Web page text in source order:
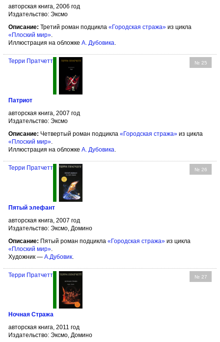
авторская книга, 2006 год
Издательство: Эксмо
Описание: Третий роман подцикла «Городская стража» из цикла
«Плоский мир».
Иллюстрация на обложке А. Дубовика.
№ 25
Терри Пратчетт
Патриот
авторская книга, 2007 год
Издательство: Эксмо
Описание: Четвертый роман подцикла «Городская стража» из цикла
«Плоский мир».
Иллюстрация на обложке А. Дубовика.
№ 26
Терри Пратчетт
Пятый элефант
авторская книга, 2007 год
Издательство: Эксмо, Домино
Описание: Пятый роман подцикла «Городская стража» из цикла
«Плоский мир».
Художник — А.Дубовик.
№ 27
Терри Пратчетт
Ночная Стража
авторская книга, 2011 год
Издательство: Эксмо, Домино